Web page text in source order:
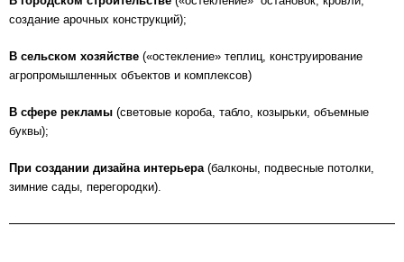
создание арочных конструкций);
В сельском хозяйстве («остекление» теплиц, конструирование
агропромышленных объектов и комплексов)
В сфере рекламы (световые короба, табло, козырьки, объемные
буквы);
При создании дизайна интерьера (балконы, подвесные потолки,
зимние сады, перегородки).